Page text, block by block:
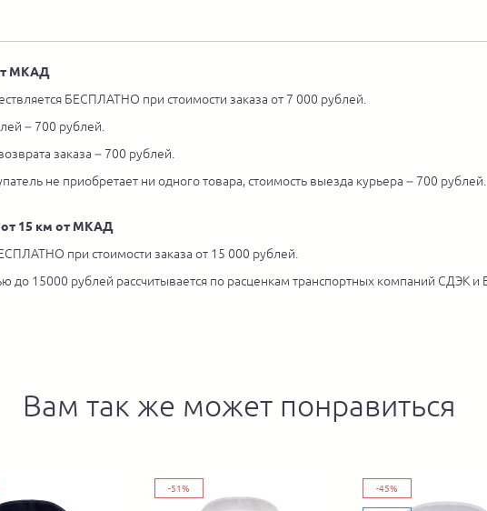
МКАД
БЕСПЛАТНО при стоимости заказа от 7 000 рублей.
– 700 рублей.
заказа – 700 рублей.
не приобретает ни одного товара, стоимость выезда курьера – 700 рублей.
от 15 км от МКАД
при стоимости заказа от 15 000 рублей.
до 15000 рублей рассчитывается по расценкам транспортных компаний СДЭК и
Вам так же может понравиться
-51% -45%